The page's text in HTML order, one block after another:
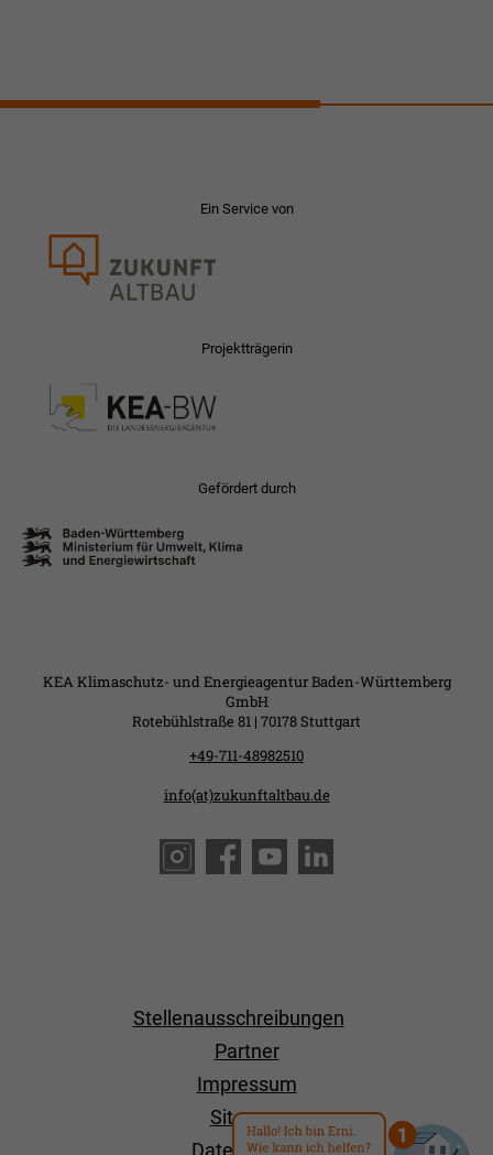
Ein Service von
Projektträgerin
Gefördert durch
KEA Klimaschutz- und Energieagentur Baden-Württemberg
GmbH
Rotebühlstraße 81 | 70178 Stuttgart
+49-711-48982510
info(at)zukunftaltbau.de
Stellenausschreibungen
Partner
Impressum
Sitemap
Datenschutz